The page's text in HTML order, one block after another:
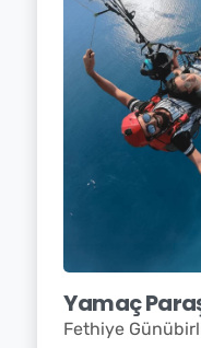
Yamaç
Fethiye